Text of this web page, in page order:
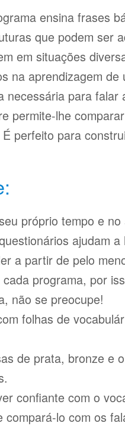
ensina frases
que podem ser
em situações
na aprendizagem
necessária para
permite-lhe
perfeito para
próprio tempo e
ajudam
a partir de pelo
programa, por
não se preocupe!
folhas de
de prata, bronze e
confiante com o
compará-lo com os